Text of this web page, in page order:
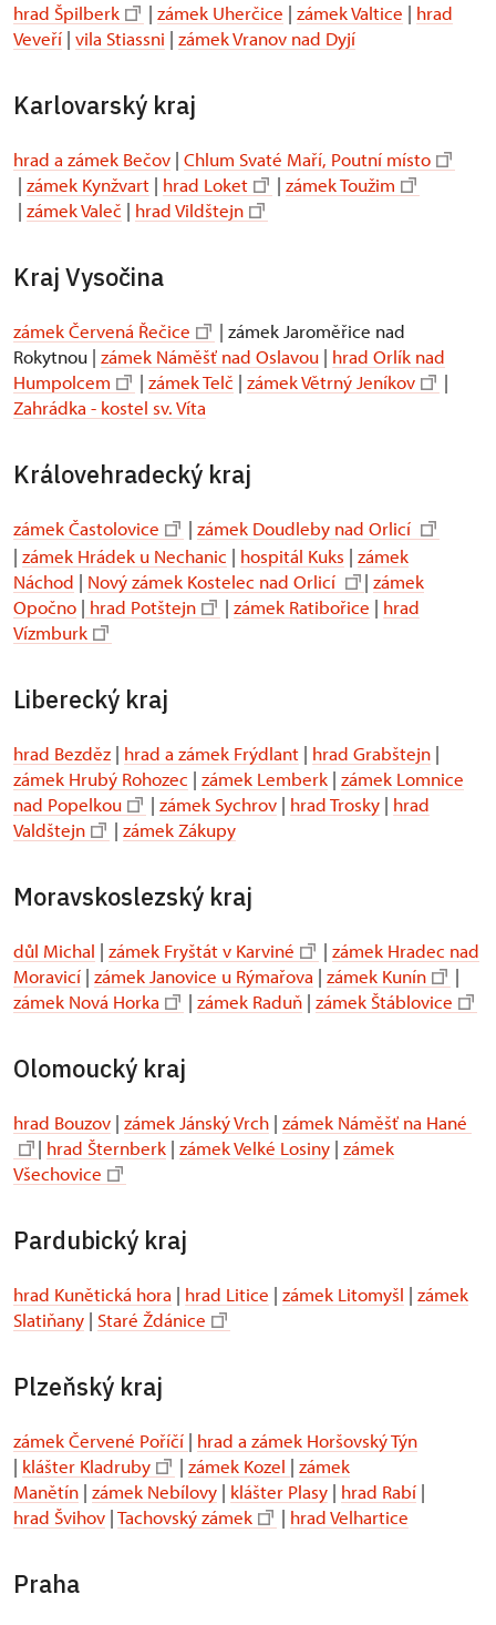
hrad Špilberk | zámek Uherčice | zámek Valtice | hrad
Veveří | vila Stiassni | zámek Vranov nad Dyjí
Karlovarský kraj
hrad a zámek Bečov | Chlum Svaté Maří, Poutní místo
| zámek Kynžvart | hrad Loket | zámek Toužim
| zámek Valeč | hrad Vildštejn
Kraj Vysočina
zámek Červená Řečice
| zámek Jaroměřice nad
Rokytnou | zámek Náměšť nad Oslavou | hrad Orlík nad
Humpolcem
| zámek Telč | zámek Větrný Jeníkov
|
Zahrádka - kostel sv. Víta
Královehradecký kraj
zámek Častolovice | zámek Doudleby nad Orlicí
| zámek Hrádek u Nechanic | hospitál Kuks | zámek
Náchod | Nový zámek Kostelec nad Orlicí | zámek
Opočno | hrad Potštejn | zámek Ratibořice | hrad
Vízmburk
Liberecký kraj
hrad Bezděz | hrad a zámek Frýdlant | hrad Grabštejn |
zámek Hrubý Rohozec | zámek Lemberk | zámek Lomnice
nad Popelkou
| zámek Sychrov | hrad Trosky | hrad
Valdštejn
| zámek Zákupy
Moravskoslezský kraj
důl Michal | zámek Fryštát v Karviné | zámek Hradec nad
Moravicí | zámek Janovice u Rýmařova | zámek Kunín
|
zámek Nová Horka
| zámek Raduň | zámek Štáblovice
Olomoucký kraj
hrad Bouzov | zámek Jánský Vrch | zámek Náměšť na Hané
| hrad Šternberk | zámek Velké Losiny | zámek
Všechovice
Pardubický kraj
hrad Kunětická hora | hrad Litice | zámek Litomyšl | zámek
Slatiňany | Staré Ždánice
Plzeňský kraj
zámek Červené Poříčí | hrad a zámek Horšovský Týn
| klášter Kladruby | zámek Kozel | zámek
Manětín | zámek Nebílovy | klášter Plasy | hrad Rabí |
hrad Švihov |Tachovský zámek | hrad Velhartice
Praha